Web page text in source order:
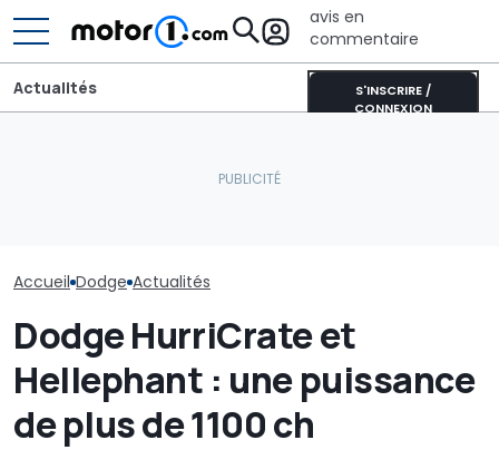
avis en
commentaire
S'INSCRIRE /
CONNEXION
Actualités
Accueil Dodge Actualités
Dodge HurriCrate et
Hellephant : une puissance
de plus de 1100 ch